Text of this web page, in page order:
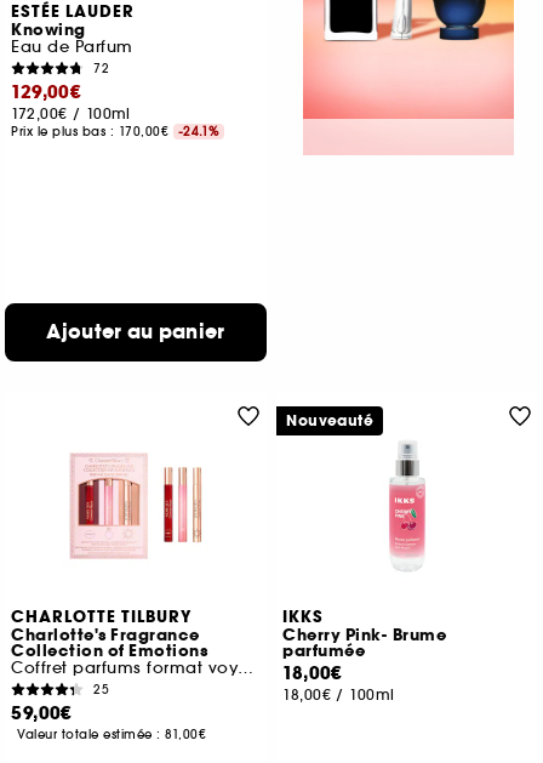
ESTÉE LAUDER
Knowing
Eau de Parfum
72
129,00€
172,00€ / 100ml
Prix le plus bas : 170,00€ -24.1%
Ajouter au panier
CHARLOTTE TILBURY
Charlotte's Fragrance
Collection of Emotions
Coffret parfums format voyage
25
59,00€
Valeur totale estimée :81,00€
IKKS
Cherry Pink- Brume
parfumée
18,00€
18,00€ / 100ml
Nouveauté